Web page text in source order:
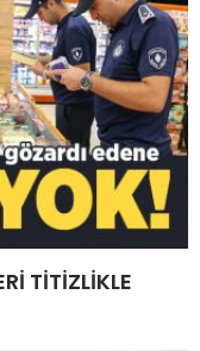
TİTİZLİKLE